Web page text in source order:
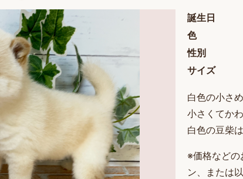
誕生日
色
性別
サイズ
白色の小さ
小さくてか
白色の豆柴
※価格などの
ン、または